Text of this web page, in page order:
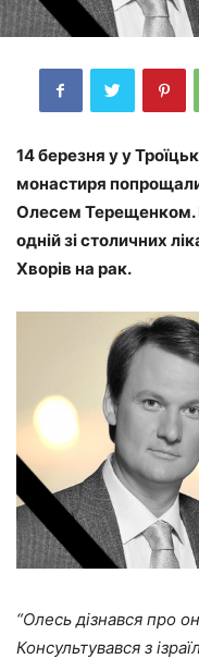
14 березня у у
монастиря
Олесем Терещенком.
одній зі столичних
Хворів на рак.
“Олесь дізнався про
Консультувався з